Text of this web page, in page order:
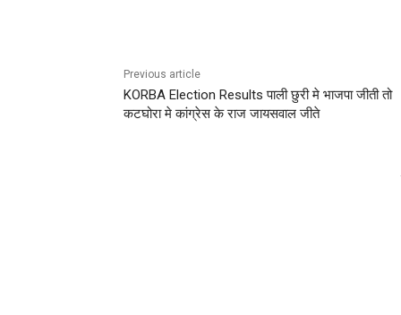
Previous article
KORBA Election Results पाली छुरी मे भाजपा जीती तो
कटघोरा मे कांग्रेस के राज जायसवाल जीते